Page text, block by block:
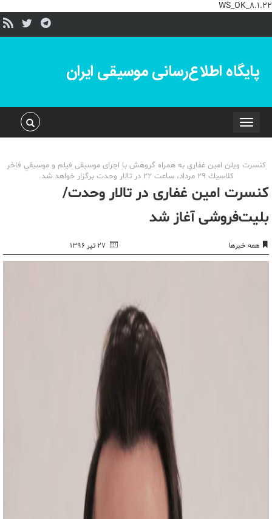
WS_OK_8.1.22
پایگاه اطلاع‌رسانی موسیقی ایران
Toggle
navigation
كنسرت ويلن امين غفاري به همراه گروهش با اجرای موسیقی فیلم و موسيقي فاخر
كلاسيك ٢٩ مرداد، ساعت 22 در تالار وحدت برگزار خواهد شد.
کنسرت امین غفاری در تالار وحدت/
بلیت‌فروشی آغاز شد
همه خبرها ۲۷ تیر ۱۳۹۶